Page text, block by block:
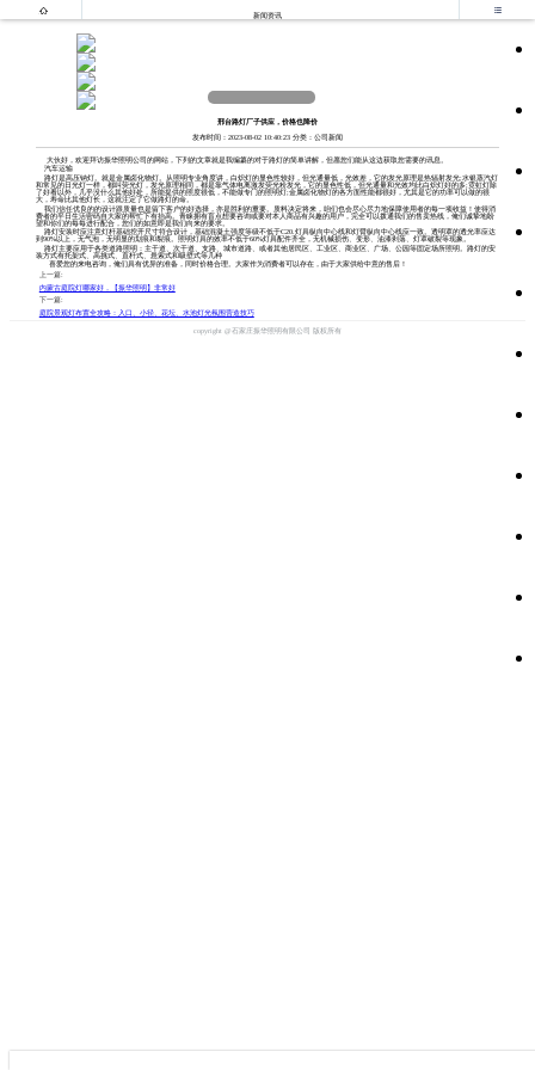

新闻资讯

邢台路灯厂子供应，价格也降价
发布时间：2023-08-02 10:40:23 分类：公司新闻
大伙好，欢迎拜访振华照明公司的网站，下列的文章就是我编纂的对于路灯的简单讲解，但愿您们能从这边获取您需要的讯息。
汽车运输
路灯是高压钠灯。就是金属卤化物灯。从照明专业角度讲，白炽灯的显色性较好，但光通量低，光效差，它的发光原理是热辐射发光;水银蒸汽灯
和常见的日光灯一样，都叫荧光灯，发光原理相同，都是靠气体电离激发荧光粉发光，它的显色性低，但光通量和光效均比白炽灯好的多;霓虹灯除
了好看以外，几乎没什么其他好处，所能提供的照度很低，不能做专门的照明灯;金属卤化物灯的各方面性能都很好，尤其是它的功率可以做的很
大，寿命比其他灯长，这就注定了它做路灯的命。
我们信任优良的的设计跟质量也是留下客户的好选择，亦是胜利的重要。质料决定将来，咱们也会尽心尽力地保障使用者的每一项收益！使得消
费者的平日生活密码自大家的帮忙下有抬高。青睐拥有盲点想要咨询或要对本人商品有兴趣的用户，完全可以拨通我们的售卖热线，俺们诚挚地盼
望和你们的每每进行配合，您们的如意即是我们向来的要求。
路灯安装时应注意灯杆基础挖开尺寸符合设计，基础混凝土强度等级不低于C20.灯具纵向中心线和灯臂纵向中心线应一致。透明罩的透光率应达
到90%以上，无气泡，无明显的划痕和裂痕。照明灯具的效率不低于60%灯具配件齐全，无机械损伤、变形、油漆剥落、灯罩破裂等现象。
路灯主要应用于各类道路照明：主干道、次干道、支路、城市道路、或者其他居民区、工业区、商业区、广场、公园等固定场所照明。路灯的安
装方式有托架式、高挑式、直杆式、悬索式和吸壁式等几种
喜爱您的来电咨询，俺们具有优异的准备，同时价格合理。大家作为消费者可以存在，由于大家供给中意的售后！
上一篇:
内蒙古庭院灯哪家好，【振华照明】非常好
下一篇:
庭院景观灯布置全攻略：入口、小径、花坛、水池灯光氛围营造技巧
copyright @石家庄振华照明有限公司 版权所有